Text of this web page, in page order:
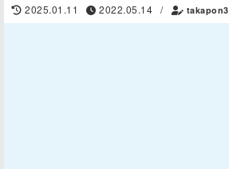
2025.01.11 2022.05.14 / takapon3